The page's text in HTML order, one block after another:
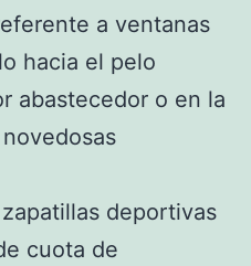
a ventanas
hacia el pelo
abastecedor o en la
deportivas
cuota de